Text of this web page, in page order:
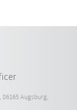
86165 Augsburg,